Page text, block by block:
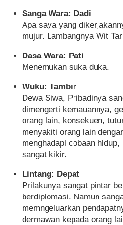
Sanga Wara: Dadi
Apa saya yang
mujur. Lambangnya Wit
Dasa Wara: Pati
Menemukan suka duka.
Wuku: Tambir
Dewa Siwa, Pribadinya
dimengerti kemauannya,
orang lain, konsekuen,
menyakiti orang lain
menghadapi cobaan
sangat kikir.
Lintang: Depat
Prilakunya sangat pintar
berdiplomasi. Namun
memngeluarkan
dermawan kepada orang